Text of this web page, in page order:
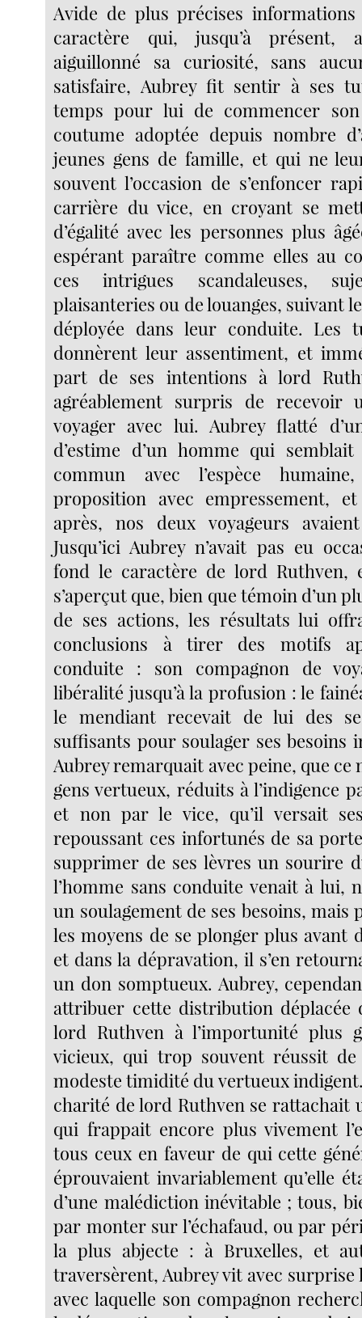
Avide de plus précises
caractère qui, jusqu’à présent,
aiguillonné sa curiosité, sans
satisfaire, Aubrey fit sentir à ses
temps pour lui de commencer
coutume adoptée depuis nombre
jeunes gens de famille, et qui ne
souvent l’occasion de s’enfoncer
carrière du vice, en croyant se
d’égalité avec les personnes plus
espérant paraître comme elles au
ces intrigues scandaleuses,
plaisanteries ou de louanges, suivant
déployée dans leur conduite. Les
donnèrent leur assentiment, et
part de ses intentions à lord
agréablement surpris de recevoir
voyager avec lui. Aubrey flatté
d’estime d’un homme qui
commun avec l’espèce
proposition avec empressement,
après, nos deux voyageurs
Jusqu’ici Aubrey n’avait pas eu
fond le caractère de lord Ruthven,
s’aperçut que, bien que témoin d’un
de ses actions, les résultats lui
conclusions à tirer des motifs
conduite : son compagnon de
libéralité jusqu’à la profusion : le
le mendiant recevait de lui des
suffisants pour soulager ses besoins
Aubrey remarquait avec peine, que ce
gens vertueux, réduits à l’indigence
et non par le vice, qu’il versait
repoussant ces infortunés de sa
supprimer de ses lèvres un sourire
l’homme sans conduite venait à lui,
un soulagement de ses besoins,
les moyens de se plonger plus avant
et dans la dépravation, il s’en
un don somptueux. Aubrey,
attribuer cette distribution déplacée
lord Ruthven à l’importunité plus
vicieux, qui trop souvent réussit
modeste timidité du vertueux
charité de lord Ruthven se rattachait
qui frappait encore plus vivement
tous ceux en faveur de qui cette
éprouvaient invariablement qu’elle
d’une malédiction inévitable ; tous,
par monter sur l’échafaud, ou par
la plus abjecte : à Bruxelles, et
traversèrent, Aubrey vit avec surprise
avec laquelle son compagnon